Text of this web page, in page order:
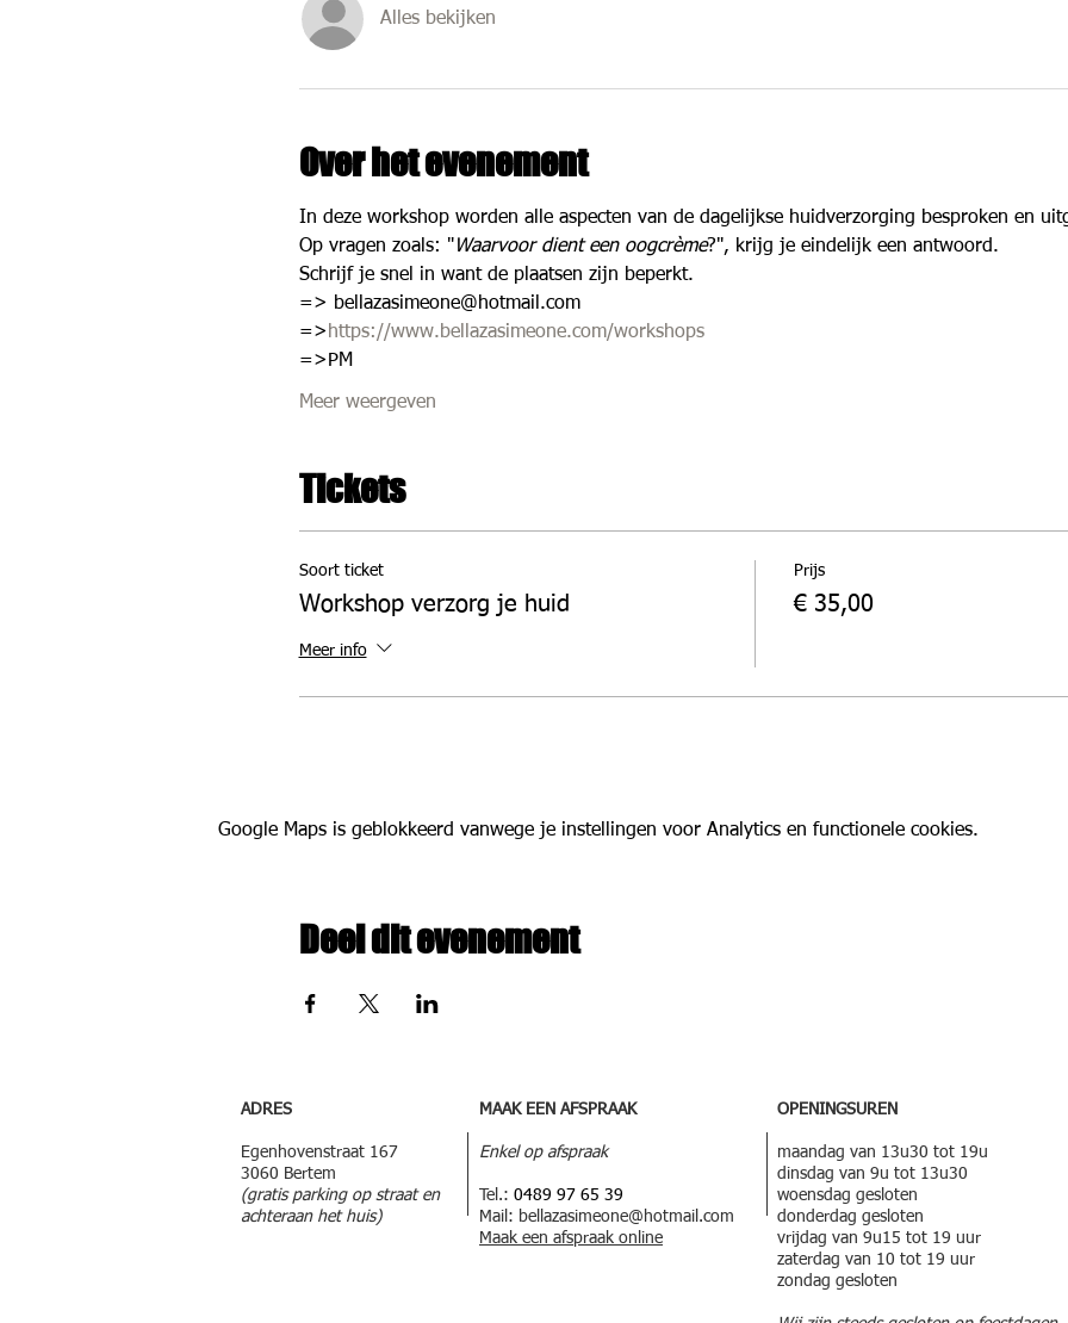
Alles bekijken
Over het evenement
In deze workshop worden alle aspecten van de dagelijkse huidverzorging besproken en
Op vragen zoals: "Waarvoor dient een oogcrème?", krijg je eindelijk een antwoord.
Schrijf je snel in want de plaatsen zijn beperkt.
=> bellazasimeone@hotmail.com
=> https://www.bellazasimeone.com/workshops
=>PM
Meer weergeven
Tickets
Soort ticket
Workshop verzorg je huid
Meer info
Prijs
€ 35,00
Google Maps is geblokkeerd vanwege je instellingen voor Analytics en functionele cookies.
Deel dit evenement
ADRES
Egenhovenstraat 167
3060 Bertem
(gratis parking op straat en
achteraan het huis)
MAAK EEN AFSPRAAK
Enkel op afspraak
Tel.: 0489 97 65 39
Mail: bellazasimeone@hotmail.com
Maak een afspraak online
OPENINGSUREN
maandag van 13u30 tot 19u
dinsdag van 9u tot 13u30
woensdag gesloten
donderdag gesloten
vrijdag van 9u15 tot 19 uur
zaterdag van 10 tot 19 uur
zondag gesloten